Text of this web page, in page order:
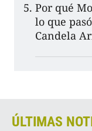
Por qué
lo que
Candela
ÚLTIMAS